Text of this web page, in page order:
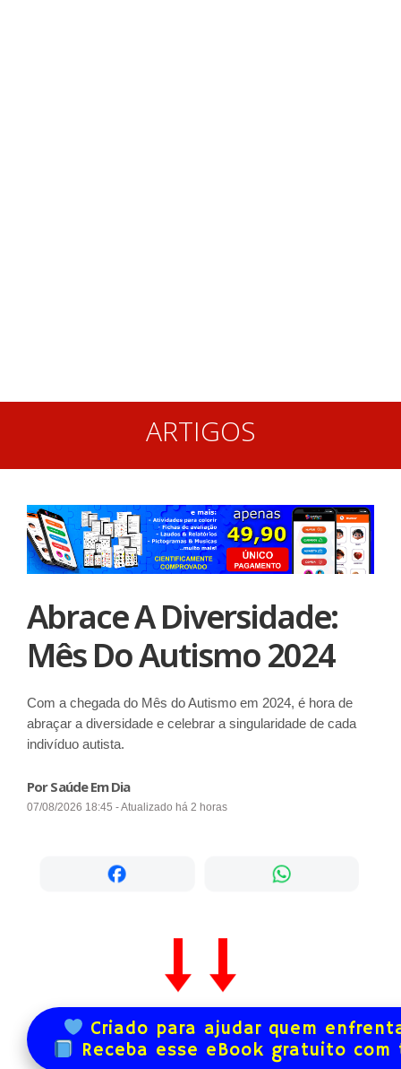
ARTIGOS
Abrace A Diversidade:
Mês Do Autismo 2024
Com a chegada do Mês do Autismo em 2024, é hora de
abraçar a diversidade e celebrar a singularidade de cada
indivíduo autista.
Por Saúde Em Dia
07/08/2026 18:45 - Atualizado há 2 horas
Criado para ajudar quem
Receba esse eBook gratuito